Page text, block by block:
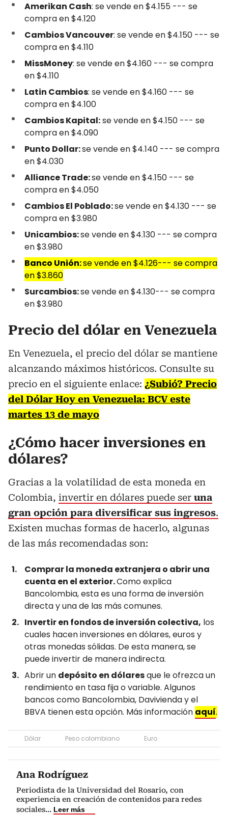
Amerikan Cash: se vende en $4.155 --- se
compra en $4.120
Cambios Vancouver: se vende en $4.150 --- se
compra en $4.110
MissMoney: se vende en $4.160 --- se compra
en $4.110
Latin Cambios: se vende en $4.160 --- se
compra en $4.100
Cambios Kapital:se vende en $4.150 --- se
compra en $4.090
Punto Dollar:se vende en $4.140 --- se compra
en $4.030
Alliance Trade:se vende en $4.150 --- se
compra en $4.050
Cambios El Poblado:se vende en $4.130 --- se
compra en $3.980
Unicambios:se vende en $4.130 --- se compra
en $3.980
Banco Unión:se vende en $4.126--- se compra
en $3.860
Surcambios:se vende en $4.130--- se compra
en $3.980
Precio del dólar en Venezuela
En Venezuela, el precio del dólar se mantiene
alcanzando máximos históricos. Consulte su
precio en el siguiente enlace: ¿Subió? Precio
del Dólar Hoy en Venezuela: BCV este
martes 13 de mayo
¿Cómo hacer inversiones en
dólares?
Gracias a la volatilidad de esta moneda en
Colombia, invertir en dólares puede ser una
gran opción para diversificar sus ingresos.
Existen muchas formas de hacerlo, algunas
de las más recomendadas son:
Comprar la moneda extranjera o abrir una
cuenta en el exterior.Como explica
Bancolombia, esta es una forma de inversión
directa y una de las más comunes.
Invertir en fondos de inversión colectiva, los
cuales hacen inversiones en dólares, euros y
otras monedas sólidas. De esta manera, se
puede invertir de manera indirecta.
Abrir un depósito en dólaresque le ofrezca un
rendimiento en tasa fija o variable. Algunos
bancos como Bancolombia, Davivienda y el
BBVA tienen esta opción. Más información aquí.
Dólar Peso colombiano Euro
Ana Rodríguez
Periodista de la Universidad del Rosario, con
experiencia en creación de contenidos para redes
sociales... Leer más